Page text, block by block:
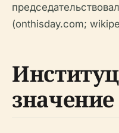
(onthisday.com;
значение